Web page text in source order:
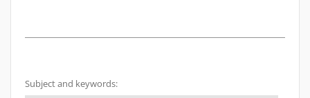
Subject and keywords: